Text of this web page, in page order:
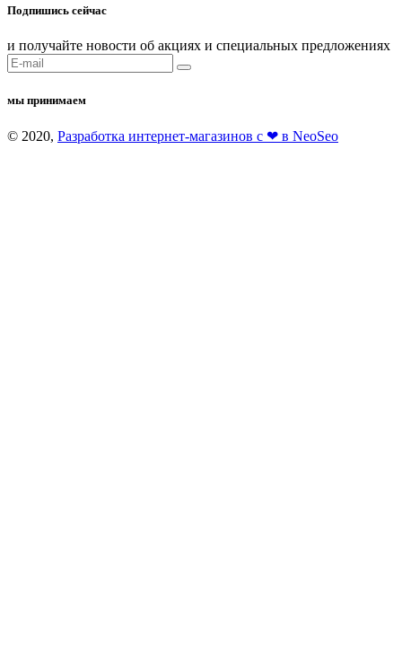
Подпишись сейчас
и получайте новости об акциях и специальных предложениях
мы принимаем
© 2020, Разработка интернет-магазинов с ❤ в NeoSeo